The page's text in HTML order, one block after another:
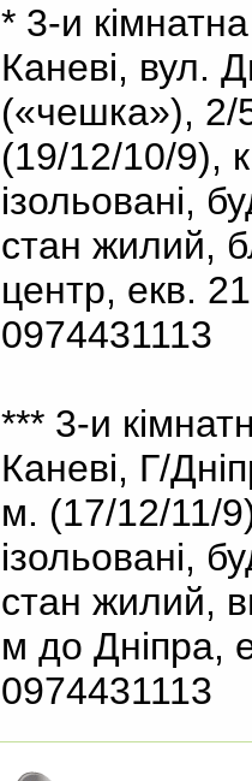
* 3-и
Каневі, вул.
(«чешка»), 2/
(19/12/10/9),
ізольовані,
стан жилий,
центр, екв.
0974431113
*** 3-и
Каневі, Г/
м. (17/12/11/
ізольовані,
стан жилий,
м до Дніпра,
0974431113